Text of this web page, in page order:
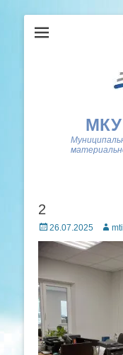
2
Posted
on
26.07.2025